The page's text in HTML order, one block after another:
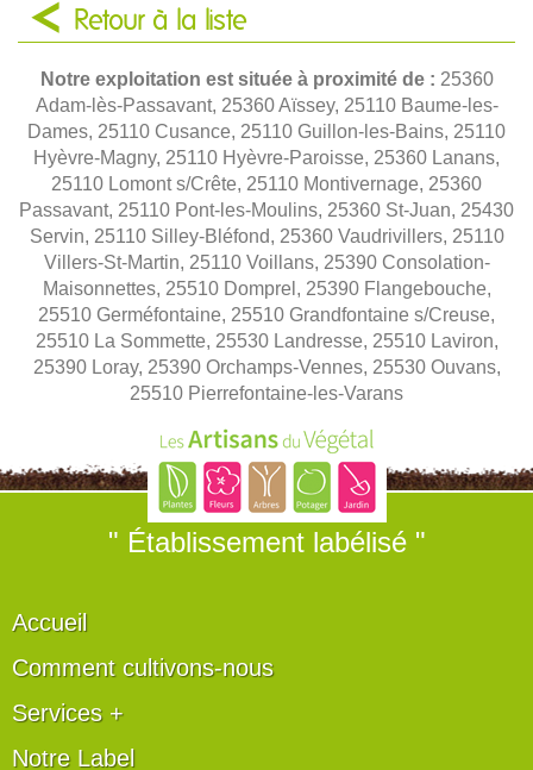
Retour à la liste
Notre exploitation est située à proximité de : 25360
Adam-lès-Passavant, 25360 Aïssey, 25110 Baume-les-
Dames, 25110 Cusance, 25110 Guillon-les-Bains, 25110
Hyèvre-Magny, 25110 Hyèvre-Paroisse, 25360 Lanans,
25110 Lomont s/Crête, 25110 Montivernage, 25360
Passavant, 25110 Pont-les-Moulins, 25360 St-Juan, 25430
Servin, 25110 Silley-Bléfond, 25360 Vaudrivillers, 25110
Villers-St-Martin, 25110 Voillans, 25390 Consolation-
Maisonnettes, 25510 Domprel, 25390 Flangebouche,
25510 Germéfontaine, 25510 Grandfontaine s/Creuse,
25510 La Sommette, 25530 Landresse, 25510 Laviron,
25390 Loray, 25390 Orchamps-Vennes, 25530 Ouvans,
25510 Pierrefontaine-les-Varans
" Établissement labélisé "
Accueil
Comment cultivons-nous
Services +
Notre Label